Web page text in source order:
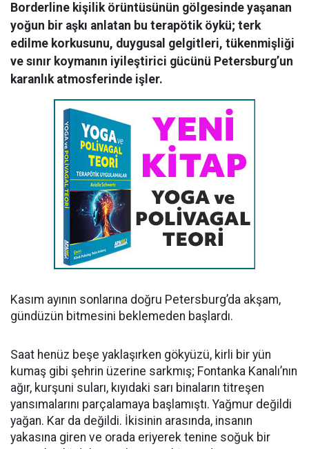
Borderline kişilik örüntüsünün gölgesinde yaşanan
yoğun bir aşkı anlatan bu terapötik öykü; terk
edilme korkusunu, duygusal gelgitleri, tükenmişliği
ve sınır koymanın iyileştirici gücünü Petersburg’un
karanlık atmosferinde işler.
Kasım ayının sonlarına doğru Petersburg’da akşam,
gündüzün bitmesini beklemeden başlardı.
Saat henüz beşe yaklaşırken gökyüzü, kirli bir yün
kumaş gibi şehrin üzerine sarkmış; Fontanka Kanalı’nın
ağır, kurşuni suları, kıyıdaki sarı binaların titreşen
yansımalarını parçalamaya başlamıştı. Yağmur değildi
yağan. Kar da değildi. İkisinin arasında, insanın
yakasına giren ve orada eriyerek tenine soğuk bir